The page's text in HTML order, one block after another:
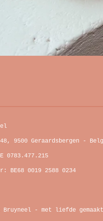
9500 Geraardsbergen -
0783.477.215
BE68 0019 2588 0234
Bruyneel - met liefde